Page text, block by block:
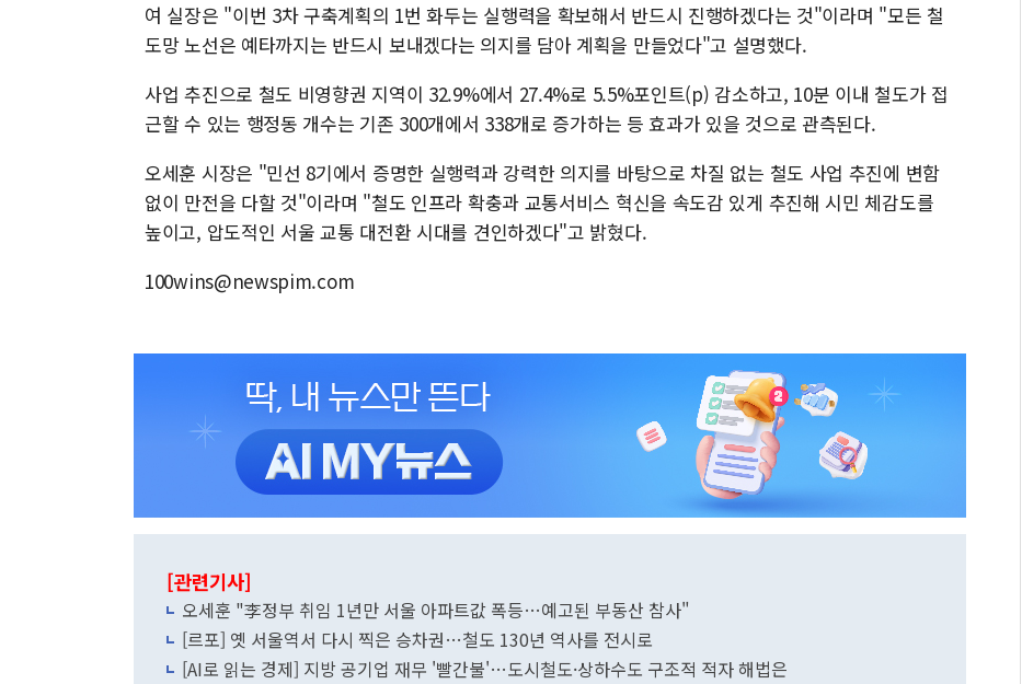
여 실장은 "이번 3차 구축계획의 1번 화두는 실행력을 확보해서 반드시 진행하겠다는 것"이라며 "모든 철
도망 노선은 예타까지는 반드시 보내겠다는 의지를 담아 계획을 만들었다"고 설명했다.
사업 추진으로 철도 비영향권 지역이 32.9%에서 27.4%로 5.5%포인트(p) 감소하고, 10분 이내 철도가 접
근할 수 있는 행정동 개수는 기존 300개에서 338개로 증가하는 등 효과가 있을 것으로 관측된다.
오세훈 시장은 "민선 8기에서 증명한 실행력과 강력한 의지를 바탕으로 차질 없는 철도 사업 추진에 변함
없이 만전을 다할 것"이라며 "철도 인프라 확충과 교통서비스 혁신을 속도감 있게 추진해 시민 체감도를
높이고, 압도적인 서울 교통 대전환 시대를 견인하겠다"고 밝혔다.
100wins@newspim.com
[관련기사]
오세훈 "李정부 취임 1년만 서울 아파트값 폭등…예고된 부동산 참사"
[르포] 옛 서울역서 다시 찍은 승차권…철도 130년 역사를 전시로
[AI로 읽는 경제] 지방 공기업 재무 '빨간불'…도시철도·상하수도 구조적 적자 해법은